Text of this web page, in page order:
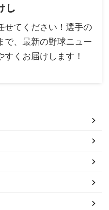
し
せてください！選手の
で、最新の野球ニュー
すくお届けします！